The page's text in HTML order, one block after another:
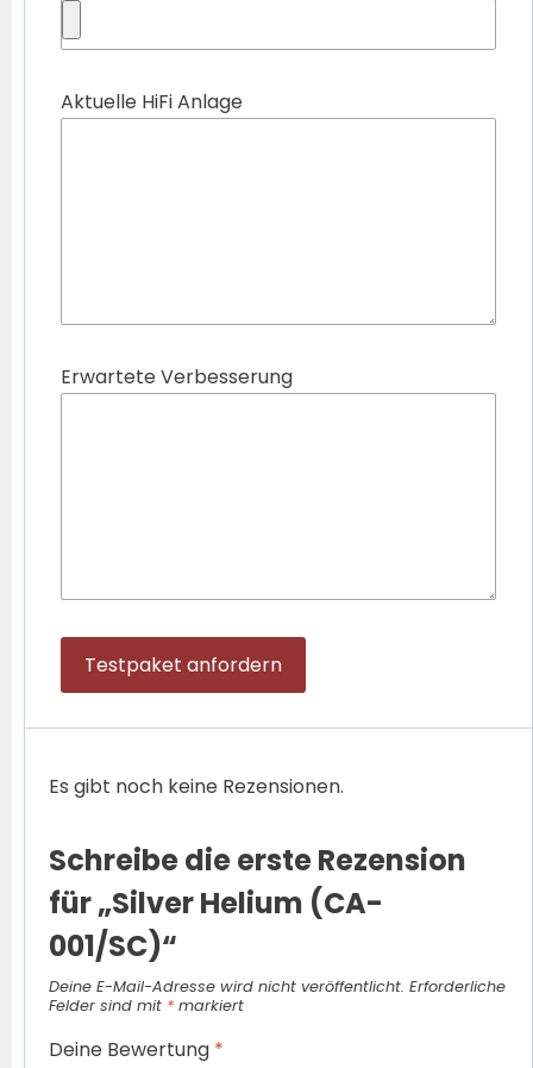
Aktuelle HiFi Anlage
Erwartete Verbesserung
Testpaket anfordern
Es gibt noch keine Rezensionen.
Schreibe die erste Rezension
für „Silver Helium (CA-
001/SC)“
Deine E-Mail-Adresse wird nicht veröffentlicht. Erforderliche
Felder sind mit * markiert
Deine Bewertung *